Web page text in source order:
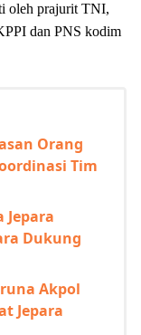
oleh prajurit TNI,
dan PNS kodim
Orang
Tim
Jepara
Dukung
Akpol
Jepara